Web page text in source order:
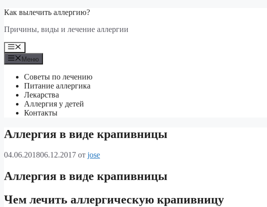
Перейти
содержимому
Как вылечить аллергию?
Причины, виды и лечение аллергии
Меню
Меню
Советы по лечению
Питание аллергика
Лекарства
Аллергия у детей
Контакты
Аллергия в виде крапивницы
04.06.201806.12.2017 от jose
Аллергия в виде крапивницы
Чем лечить аллергическую крапивницу